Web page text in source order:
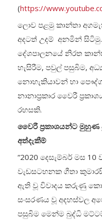
(https://
ලොව පළමු කාන්තා
අදටත් උදම් අනමින් සිටිමු.
දේශපාලනයේ නිරත
හැසිරීම, පවුල් පසුබිම,
නොහැකියාවන් හා
නානාප්‍රකාර වෛරී
රහසකි.
වෛරී ප්‍රකාශයන්ට මුහුණ
අත්දැකීම්
“2020 දෙසැම්බර් මස
වැඩසටහනක ගීතා
ඇති වූ විවාදය කරුණු
සංසරණය වූ අදහස්වල
පසුබිම මෙන්ම බුද්ධි